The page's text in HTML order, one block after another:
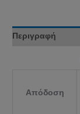
Περιγραφή
Απόδοση